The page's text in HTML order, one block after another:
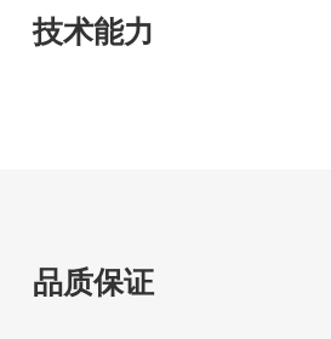
技术能力
品质保证